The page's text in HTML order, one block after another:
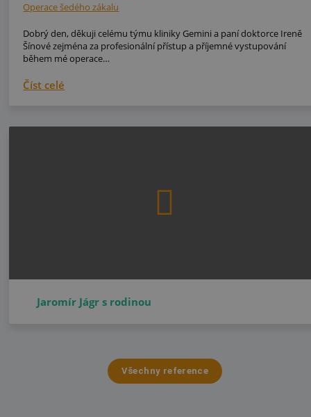
Operace šedého zákalu
Dobrý den, děkuji celému týmu kliniky Gemini a paní doktorce Ireně
Šínové zejména za profesionální přístup a příjemné vystupování
během mé operace…
Číst celé
Jaromír Jágr s rodinou
Všechny reference